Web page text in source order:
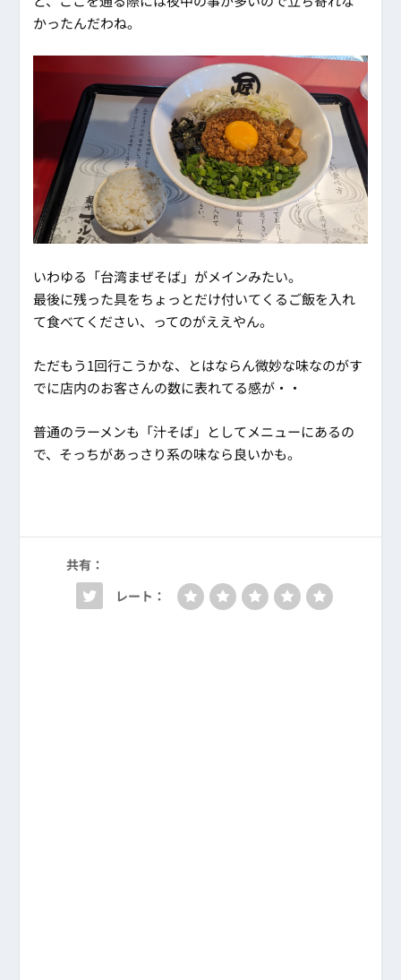
かったんだわね。
いわゆる「台湾まぜそば」がメインみたい。
最後に残った具をちょっとだけ付いてくるご飯を入れ
て食べてください、ってのがええやん。
ただもう1回行こうかな、とはならん微妙な味なのがす
でに店内のお客さんの数に表れてる感が・・
普通のラーメンも「汁そば」としてメニューにあるの
で、そっちがあっさり系の味なら良いかも。
共有：
レート：